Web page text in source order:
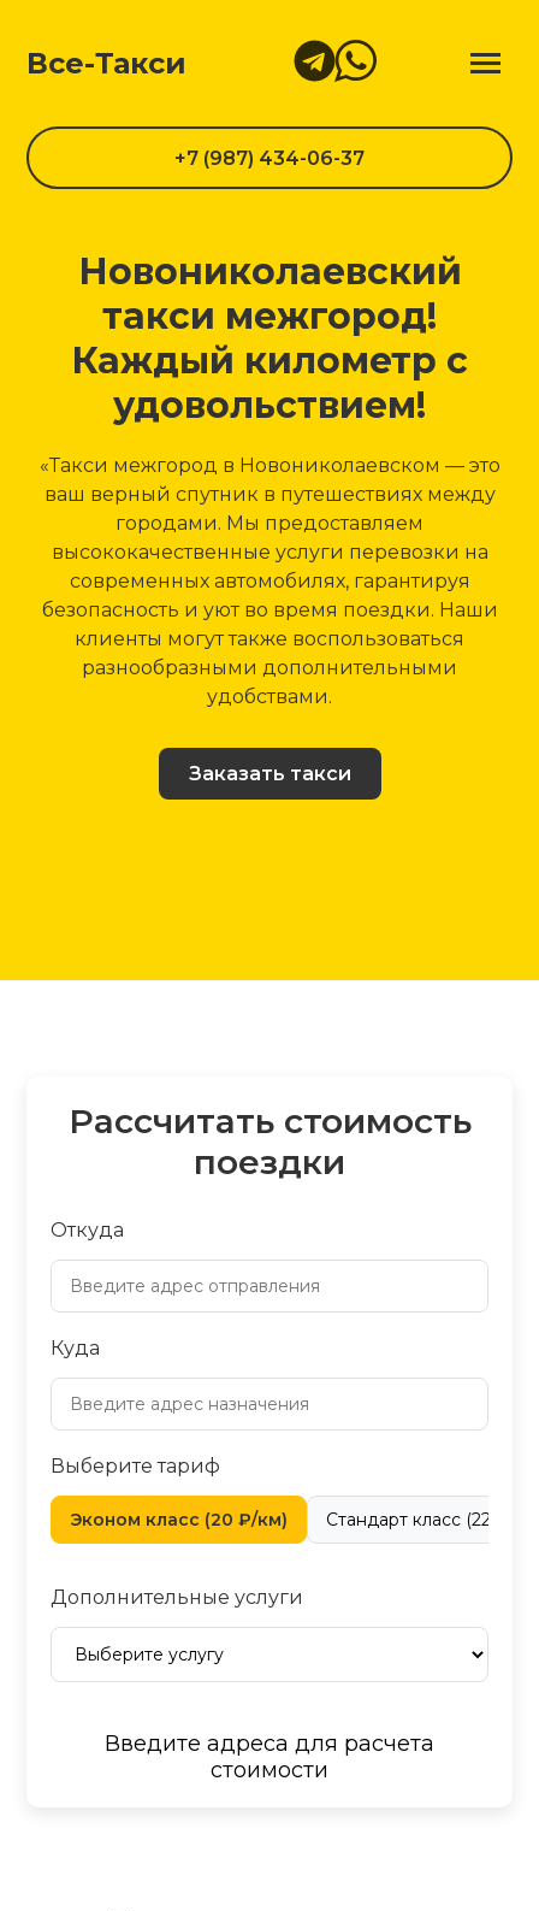
Все-Такси
+7 (987) 434-06-37
Новониколаевский
такси межгород!
Каждый километр с
удовольствием!
«Такси межгород в Новониколаевском — это
ваш верный спутник в путешествиях между
городами. Мы предоставляем
высококачественные услуги перевозки на
современных автомобилях, гарантируя
безопасность и уют во время поездки. Наши
клиенты могут также воспользоваться
разнообразными дополнительными
удобствами.
Заказать такси
Рассчитать стоимость
поездки
Откуда
Куда
Выберите тариф
Эконом класс (20 ₽/км) Стандарт класс (22 ₽/
Дополнительные услуги
Введите адреса для расчета
стоимости